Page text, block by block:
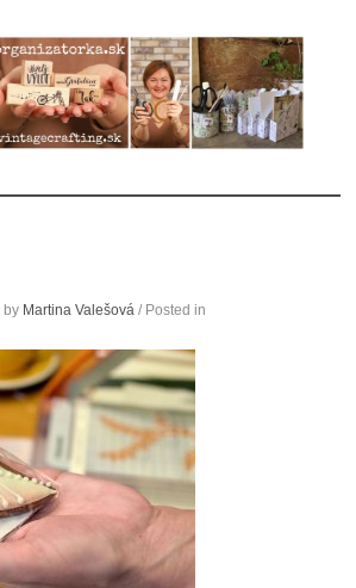
by Martina Valešová / Posted in